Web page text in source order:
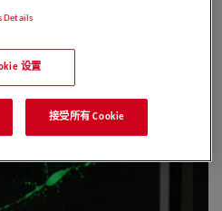
验室当时用的是
Details
设置
接受所有 Cookie